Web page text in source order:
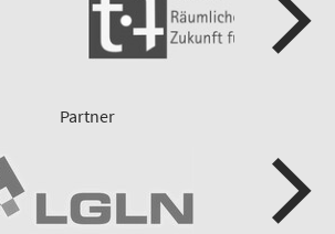
Partner